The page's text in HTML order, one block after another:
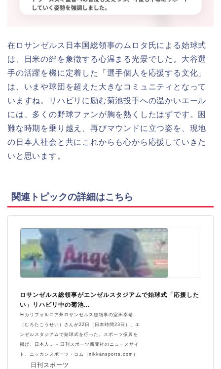
在ロサンゼルス日本国総領事のムロタ氏による始球式
は、日米の絆を象徴する心温まる光景でした。大谷選
手の活躍を機に定着した「選手個人を応援する文化」
は、いまや球団を超えた大きなコミュニティとなって
いますね。リハビリに励む菊池投手への温かいエール
には、多くの野球ファンが胸を熱くしたはずです。困
難な時期を乗り越え、再びマウンドに立つ姿を、現地
の日本人社会と共にこれからも心から応援していきた
いと思います。
関連トピックの詳細はこちら
日刊スポーツ
ロサンゼルス総領事がエンゼルスタジアムで始球式「応援した
い」リハビリ中の菊池...
米カリフォルニア州ロサンゼルス総領事の室田幸靖
（むろたこうせい）さんが22日（日本時間23日）、エ
ンゼルスタジアムで始球式を行った。スポーツ振興を
掲げ、日本人… - 日刊スポーツ新聞社のニュースサイ
ト、ニッカンスポーツ・コム（nikkansports.com）